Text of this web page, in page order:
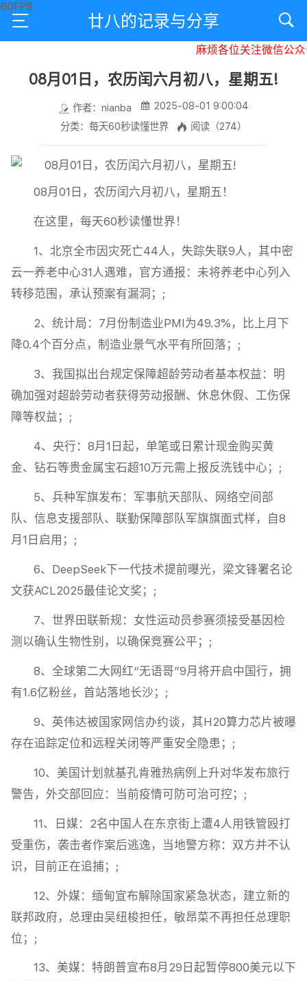
廿八的记录与分享
麻烦各位关注微信公众
08月01日，农历闰六月初八，星期五!
作者：nianba
2025-08-01 9:00:04
分类：每天60秒读懂世界
阅读（274）
08月01日，农历闰六月初八，星期五！
在这里，每天60秒读懂世界！
1、北京全市因灾死亡44人，失踪失联9人，其中密
云一养老中心31人遇难，官方通报：未将养老中心列入
转移范围，承认预案有漏洞；;
2、统计局：7月份制造业PMI为49.3%，比上月下
降0.4个百分点，制造业景气水平有所回落；;
3、我国拟出台规定保障超龄劳动者基本权益：明
确加强对超龄劳动者获得劳动报酬、休息休假、工伤保
障等权益；;
4、央行：8月1日起，​单笔或日累计现金购买黄
金、钻石等贵金属宝石超10万元需上报​​反洗钱中心；;
5、兵种军旗发布：军事航天部队、网络空间部
队、信息支援部队、联勤保障部队军旗旗面式样，自8
月1日启用；;
6、DeepSeek下一代技术提前曝光，梁文锋署名论
文获ACL2025最佳论文奖；;
7、世界田联新规：女性运动员参赛须接受基因检
测以确认生物性别，以确保竞赛公平；;
8、全球第二大网红“无语哥”9月将开启中国行，拥
有1.6亿粉丝，首站落地长沙；;
9、英伟达被国家网信办约谈，其H20算力芯片被曝
存在追踪定位和远程关闭等严重安全隐患；;
10、美国计划就基孔肯雅热病例上升对华发布旅行
警告，外交部回应：当前疫情可防可治可控；;
11、日媒：2名中国人在东京街上遭4人用铁管殴打
受重伤，袭击者作案后逃逸，当地警方称：双方并不认
识，目前正在追捕；;
12、外媒：缅甸宣布解除国家紧急状态，建立新的
联邦政府，总理由吴纽梭担任，敏昂菜不再担任总理职
位；;
13、美媒：特朗普宣布​​8月29日起暂停800美元以下